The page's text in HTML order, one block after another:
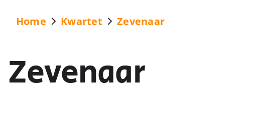
Home Kwartet Zevenaar
Zevenaar